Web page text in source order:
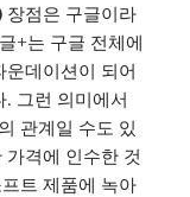
장점은 구글이라
+는 구글 전체에
데이션이 되어
그런 의미에서
관계일 수도 있
격에 인수한 것
트 제품에 녹아